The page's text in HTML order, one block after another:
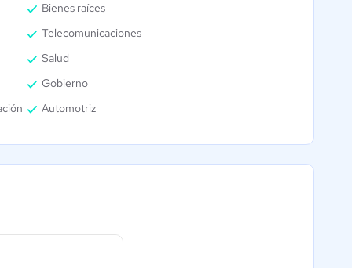
Bienes raíces
Telecomunicaciones
Salud
Gobierno
Automotriz